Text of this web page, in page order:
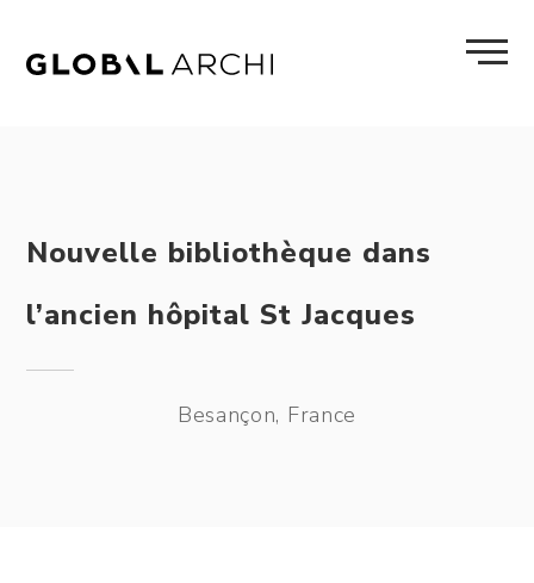
content
Nouvelle bibliothèque dans
l’ancien hôpital St Jacques
Besançon, France